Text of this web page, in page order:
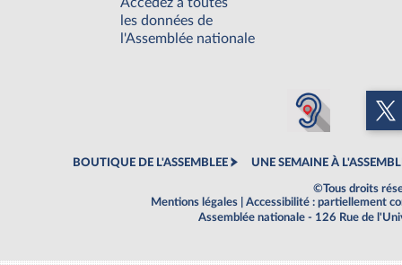
les données de
l'Assemblée nationale
BOUTIQUE DE L'ASSEMBLEE UNE SEMAINE À
©Tous droits
Mentions légales
Accessibilité : partiellement
Assemblée nationale - 126 Rue de